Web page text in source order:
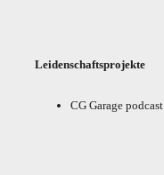
Leidenschaftsprojekte
CG Garage podcast